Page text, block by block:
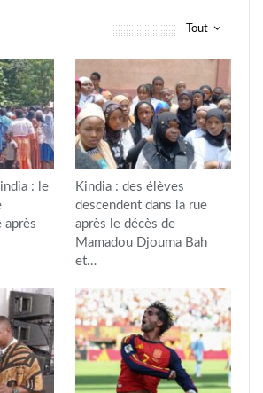
Tout
: le
après
Kindia : des élèves
descendent dans la rue
après le décès de
Mamadou Djouma Bah
et…